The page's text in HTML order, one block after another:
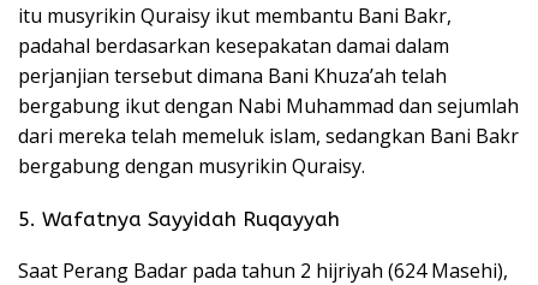
itu musyrikin Quraisy ikut membantu Bani Bakr,
padahal berdasarkan kesepakatan damai dalam
perjanjian tersebut dimana Bani Khuza’ah telah
bergabung ikut dengan Nabi Muhammad dan sejumlah
dari mereka telah memeluk islam, sedangkan Bani Bakr
bergabung dengan musyrikin Quraisy.
5. Wafatnya Sayyidah Ruqayyah
Saat Perang Badar pada tahun 2 hijriyah (624 Masehi),